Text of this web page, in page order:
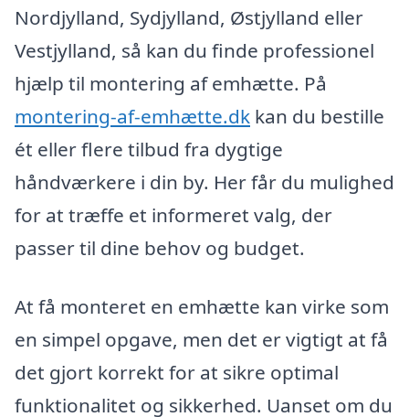
Nordjylland, Sydjylland, Østjylland eller
Vestjylland, så kan du finde professionel
hjælp til montering af emhætte. På
montering-af-emhætte.dk kan du bestille
ét eller flere tilbud fra dygtige
håndværkere i din by. Her får du mulighed
for at træffe et informeret valg, der
passer til dine behov og budget.
At få monteret en emhætte kan virke som
en simpel opgave, men det er vigtigt at få
det gjort korrekt for at sikre optimal
funktionalitet og sikkerhed. Uanset om du